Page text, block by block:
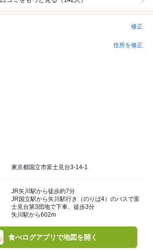
修正
住所を修正
東京都国立市富士見台3-14-1
JR矢川駅から徒歩約7分
JR国立駅から矢川駅行き（のりば4）のバスで富
士見台第3団地で下車、徒歩3分
矢川駅から602m
食べログアプリで地図を開く